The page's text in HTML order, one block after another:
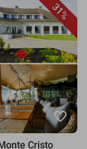
31%
favorite_border
Cristo